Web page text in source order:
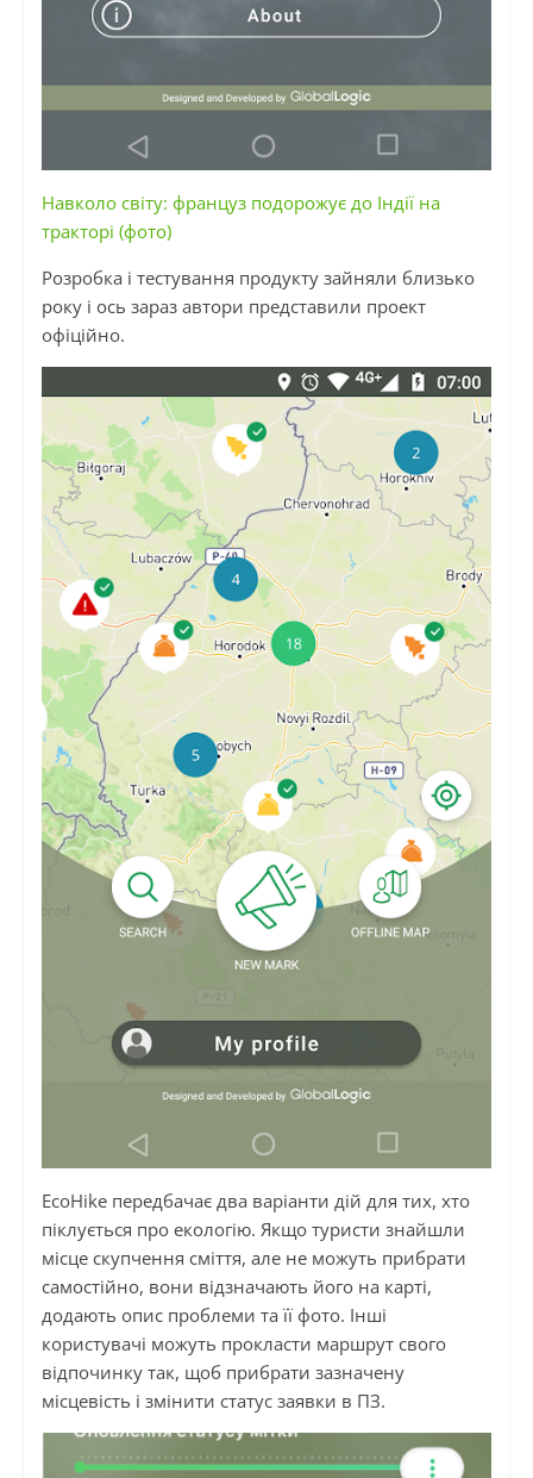
Навколо світу: француз подорожує до Індії на
тракторі (фото)
Розробка і тестування продукту зайняли близько
року і ось зараз автори представили проект
офіційно.
EcoHike передбачає два варіанти дій для тих, хто
піклується про екологію. Якщо туристи знайшли
місце скупчення сміття, але не можуть прибрати
самостійно, вони відзначають його на карті,
додають опис проблеми та її фото. Інші
користувачі можуть прокласти маршрут свого
відпочинку так, щоб прибрати зазначену
місцевість і змінити статус заявки в ПЗ.